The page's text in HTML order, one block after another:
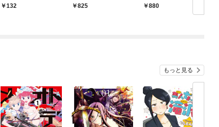
CS 新装版【単話】 1
132
825
CS 1 新装版
880
もっと見る